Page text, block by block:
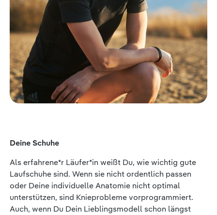
Deine Schuhe
Als erfahrene*r Läufer*in weißt Du, wie wichtig gute
Laufschuhe sind. Wenn sie nicht ordentlich passen
oder Deine individuelle Anatomie nicht optimal
unterstützen, sind Knieprobleme vorprogrammiert.
Auch, wenn Du Dein Lieblingsmodell schon längst